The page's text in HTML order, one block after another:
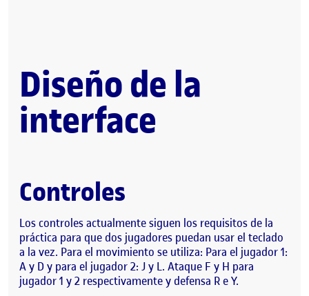
Diseño de la
interface
Controles
Los controles actualmente siguen los requisitos de la
práctica para que dos jugadores puedan usar el teclado
a la vez. Para el movimiento se utiliza: Para el jugador 1:
A y D y para el jugador 2: J y L. Ataque F y H para
jugador 1 y 2 respectivamente y defensa R e Y.